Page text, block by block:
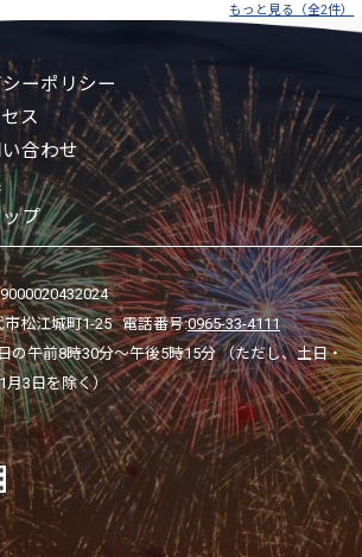
もっと見る（全2件）
ーポリシー
ス
合わせ
プ
市松江城町1-25 電話番号:0965-33-4111
の午前8時30分～午後5時15分 （ただし、土日・
月3日を除く）